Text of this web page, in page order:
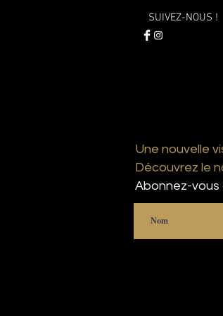
SUIVEZ-NOUS !
Une nouvelle
Découvrez le
Abonnez-vous